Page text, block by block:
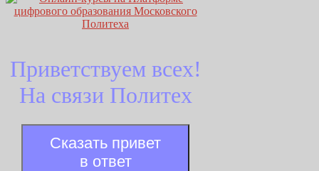
Приветствуем всех!
На связи Политех
Сказать привет
в ответ